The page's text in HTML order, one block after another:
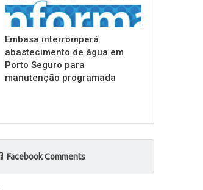
Embasa interromperá
abastecimento de água em
Porto Seguro para
manutenção programada
Facebook Comments